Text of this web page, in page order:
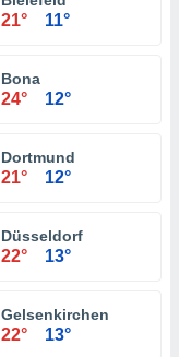
21° 11°
Bona
24° 12°
Dortmund
21° 12°
Düsseldorf
22° 13°
Gelsenkirchen
22° 13°